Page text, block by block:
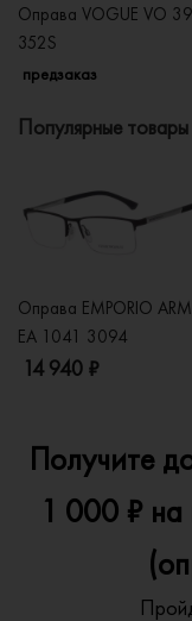
Оправа VOGUE VO
352S
предзаказ
Популярные товары
Оправа EMPORIO
EA 1041 3094
14 940 ₽
Получите
1 000 ₽ на